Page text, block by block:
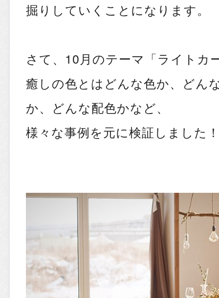
掘りしていくことになります。
さて、10月のテーマ「ライトカ
癒しの色とはどんな色か、どん
か、どんな配色かなど、
様々な事例を元に検証しました